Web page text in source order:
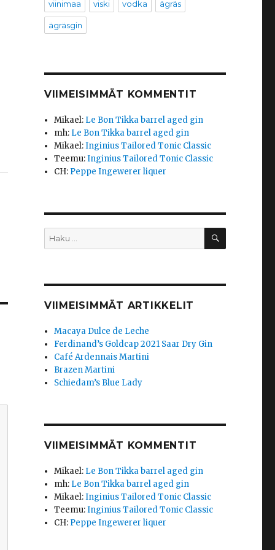
viinimaa viski vodka ägräs
ägräsgin
VIIMEISIMMÄT KOMMENTIT
Mikael: Le Bon Tikka barrel aged gin
mh: Le Bon Tikka barrel aged gin
Mikael:Inginius Tailored Tonic Classic
Teemu:Inginius Tailored Tonic Classic
CH: Peppe Ingewerer liquer
Etsi: HAKU
VIIMEISIMMÄT ARTIKKELIT
Macaya Dulce de Leche
Ferdinand’s Goldcap 2021 Saar Dry Gin
Café Ardennais Martini
Brazen Martini
Schiedam’s Blue Lady
VIIMEISIMMÄT KOMMENTIT
Mikael: Le Bon Tikka barrel aged gin
mh: Le Bon Tikka barrel aged gin
Mikael:Inginius Tailored Tonic Classic
Teemu:Inginius Tailored Tonic Classic
CH: Peppe Ingewerer liquer